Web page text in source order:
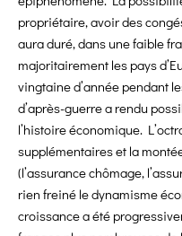
propriétaire, avoir des
aura duré, dans une faible
majoritairement les pays
vingtaine d’année pendant
d’après-guerre a rendu
l’histoire économique.
supplémentaires et la
(l’assurance chômage,
rien freiné le dynamisme
croissance a été